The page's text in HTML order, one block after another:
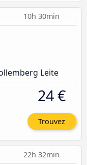
10h 30min
Leite
24 €
Trouvez
22h 32min